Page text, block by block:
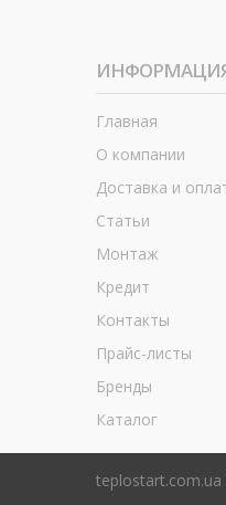
Главная
О компании
Доставка и
Статьи
Монтаж
Кредит
Контакты
Прайс-листы
Бренды
Каталог